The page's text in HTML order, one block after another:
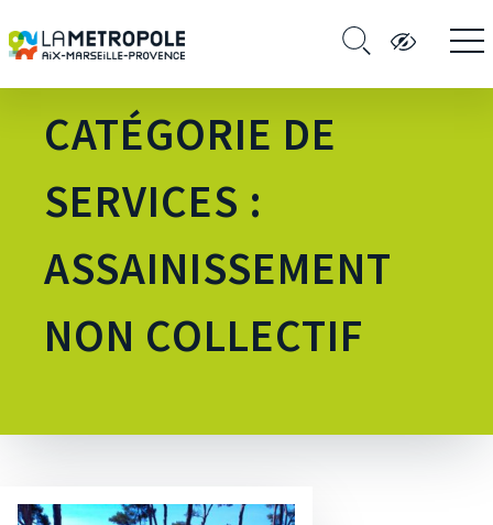
CATÉGORIE DE
SERVICES :
ASSAINISSEMENT
NON COLLECTIF